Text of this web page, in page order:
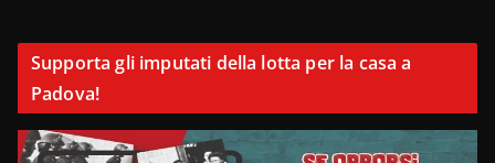
Supporta gli imputati della lotta per la casa a
Padova!